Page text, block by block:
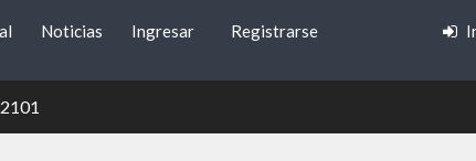
Noticias Ingresar Registrarse